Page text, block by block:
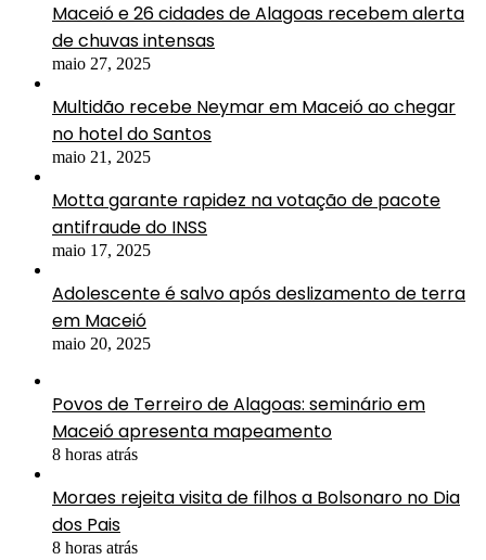
Maceió e 26 cidades de Alagoas recebem alerta
de chuvas intensas
maio 27, 2025
Multidão recebe Neymar em Maceió ao chegar
no hotel do Santos
maio 21, 2025
Motta garante rapidez na votação de pacote
antifraude do INSS
maio 17, 2025
Adolescente é salvo após deslizamento de terra
em Maceió
maio 20, 2025
Povos de Terreiro de Alagoas: seminário em
Maceió apresenta mapeamento
8 horas atrás
Moraes rejeita visita de filhos a Bolsonaro no Dia
dos Pais
8 horas atrás